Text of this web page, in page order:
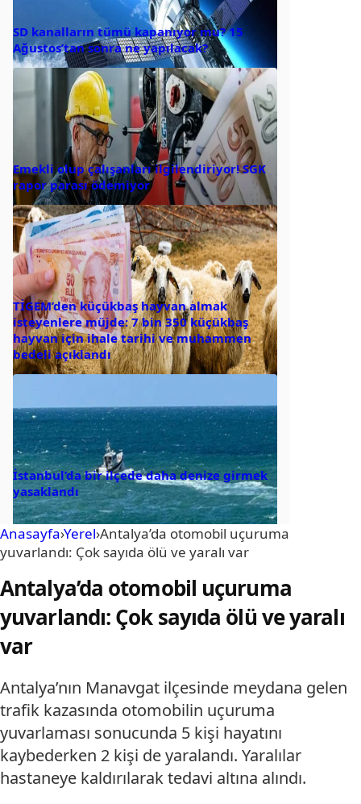
SD kanalların tümü kapanıyor mu? 15
Ağustos’tan sonra ne yapılacak?
Emekli olup çalışanları ilgilendiriyor! SGK
rapor parası ödemiyor
TİGEM’den küçükbaş hayvan almak
isteyenlere müjde: 7 bin 350 küçükbaş
hayvan için ihale tarihi ve muhammen
bedeli açıklandı
İstanbul’da bir ilçede daha denize girmek
yasaklandı
Anasayfa›Yerel›Antalya’da otomobil uçuruma
yuvarlandı: Çok sayıda ölü ve yaralı var
Antalya’da otomobil uçuruma
yuvarlandı: Çok sayıda ölü ve yaralı
var
Antalya’nın Manavgat ilçesinde meydana gelen
trafik kazasında otomobilin uçuruma
yuvarlaması sonucunda 5 kişi hayatını
kaybederken 2 kişi de yaralandı. Yaralılar
hastaneye kaldırılarak tedavi altına alındı.